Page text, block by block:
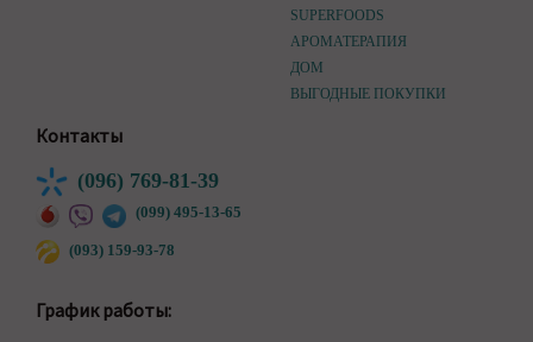
SUPERFOODS
АРОМАТЕРАПИЯ
ДОМ
ВЫГОДНЫЕ ПОКУПКИ
Контакты
(096) 769-81-39
(099) 495-13-65
(093) 159-93-78
График работы: